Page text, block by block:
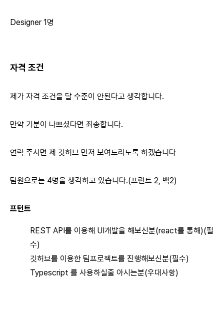
Designer 1명
자격 조건
제가 자격 조건을 달 수준이 안된다고 생각합니다.
만약 기분이 나쁘셨다면 죄송합니다.
연락 주시면 제 깃허브 먼저 보여드리도록 하겠습니다
팀원으로는 4명을 생각하고 있습니다.(프런트 2, 백2)
프턴트
REST API를 이용해 UI개발을 해보신분(react를 통해)(필
수)
깃허브를 이용한 팀프로젝트를 진행해보신분(필수)
Typescript 를 사용하실줄 아시는분(우대사항)